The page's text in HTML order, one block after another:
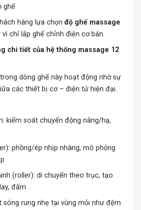
ghế
hàng lựa chọn độ ghế massage
vì chỉ lắp ghế chỉnh điện cơ bản.
chi tiết của hệ thống massage 12
dòng ghế này hoạt động nhờ sự
các thiết bị cơ – điện tử hiện đại.
kiểm soát chuyển động nâng/hạ,
phồng/ép nhịp nhàng, mô phỏng
(roller): di chuyển theo trục, tạo
đấm
sóng rung nhẹ tại vùng mỏi như đệm